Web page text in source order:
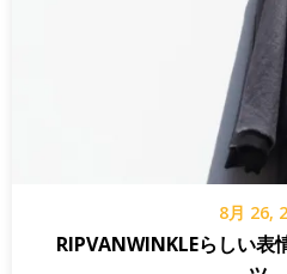
8月 26,
RIPVANWINKLEらしい表